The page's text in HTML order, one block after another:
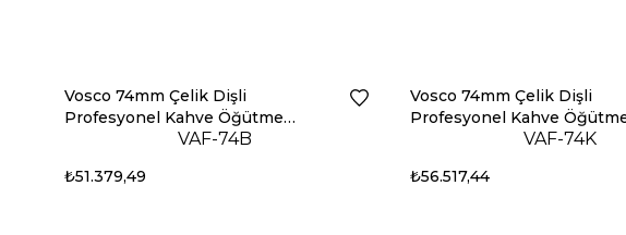
Vosco 74mm Çelik Dişli
Profesyonel Kahve Öğütme
Makinesi BeyazVAF-74B
₺51.379,49
Vosco 74mm Çelik Dişli
Profesyonel Kahve
Makinesi KırmızıVAF-74K
₺56.517,44